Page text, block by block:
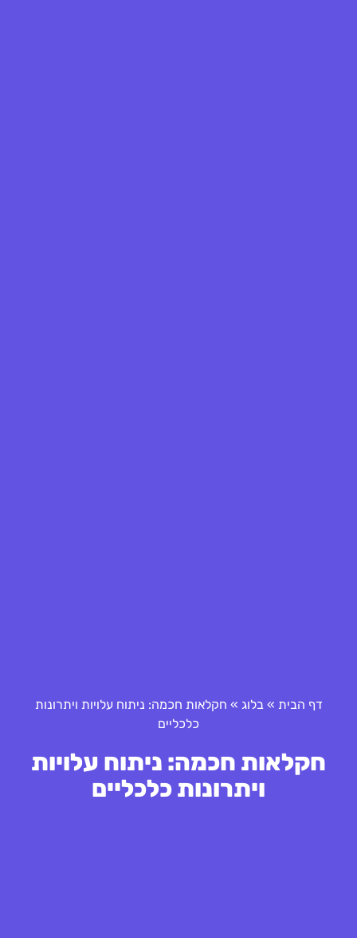
דף הבית » בלוג » חקלאות חכמה: ניתוח עלויות ויתרונות
כלכליים
חקלאות חכמה: ניתוח עלויות
ויתרונות כלכליים